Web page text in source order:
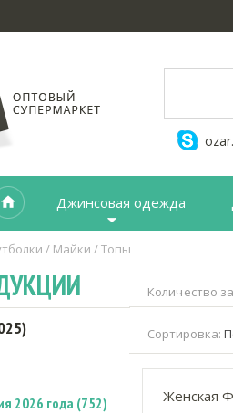
Джинсовая одежда
/ Майки / Топы
2026 года (752)
Количество
Сортировка:
Женская